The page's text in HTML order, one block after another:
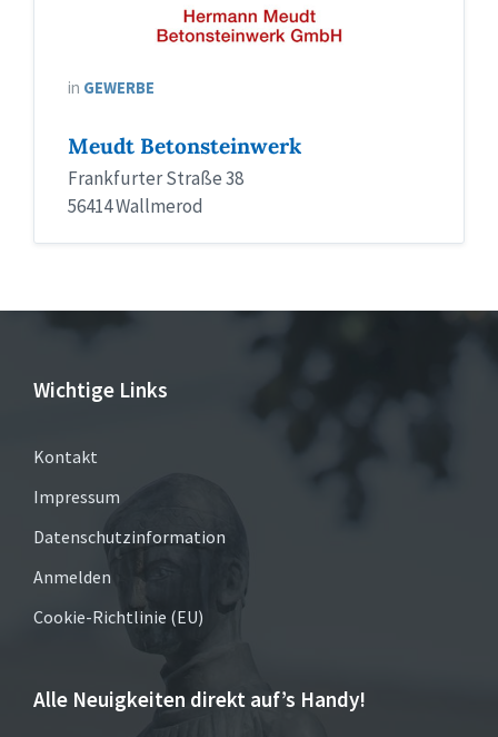
in GEWERBE
Meudt Betonsteinwerk
Frankfurter Straße 38
56414 Wallmerod
Wichtige Links
Kontakt
Impressum
Datenschutzinformation
Anmelden
Cookie-Richtlinie (EU)
Alle Neuigkeiten direkt auf’s Handy!